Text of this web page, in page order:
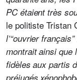
PC étaient très
le politiste Tristan
l’“ouvrier
montrait ainsi que
fidèles aux partis
préjugés